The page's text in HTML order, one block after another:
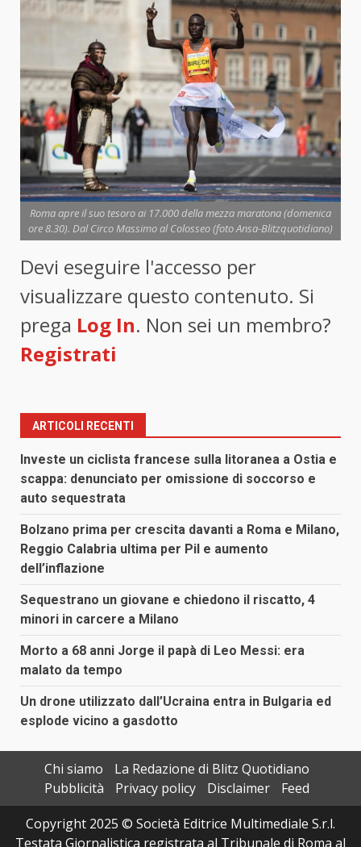
Roma apre il suo tesoro ai 17.000 della mezza maratona (domenica
ore 8.30). Dal Circo Massimo al Colosseo (foto Ansa-Blitzquotidiano)
Devi eseguire l'accesso per
visualizzare questo contenuto. Si
prega Log In. Non sei un membro?
Registrati
ARTICOLI RECENTI
Investe un ciclista francese sulla litoranea a Ostia e
scappa: denunciato per omissione di soccorso e
auto sequestrata
Bolzano prima per crescita davanti a Roma e Milano,
Reggio Calabria ultima per Pil e aumento
dell’inflazione
Sequestrano un giovane e chiedono il riscatto, 4
minori in carcere a Milano
Morto a 68 anni Jorge il papà di Leo Messi: era
malato da tempo
Un drone utilizzato dall’Ucraina entra in Bulgaria ed
esplode vicino a gasdotto
Chi siamo
La Redazione di Blitz Quotidiano
Pubblicità
Privacy policy Disclaimer
Feed
Copyright 2025 © Società Editrice Multimediale S.r.l.
Testata Giornalistica registrata al Tribunale di Roma al